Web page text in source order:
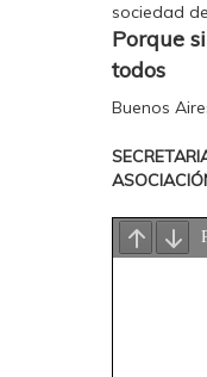
sociedad
Porque
todos
Buenos